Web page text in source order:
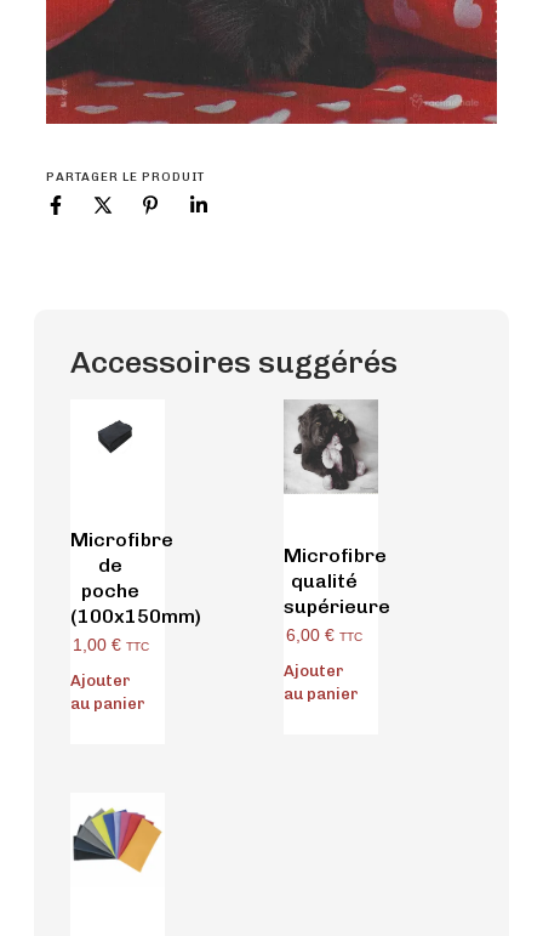
PARTAGER LE PRODUIT
Accessoires suggérés
Microfibre
de
poche
(100x150mm)
1,00 € TTC
Ajouter
au panier
Microfibre
qualité
supérieure
6,00 € TTC
Ajouter
au panier